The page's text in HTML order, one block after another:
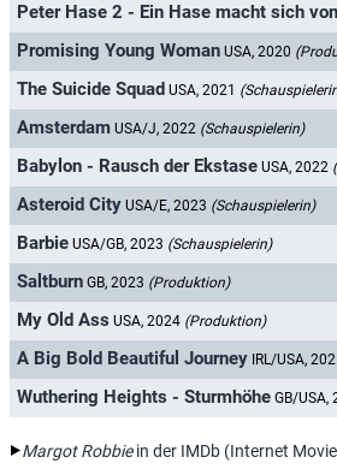
Peter Hase 2 - Ein Hase macht sich
Promising Young Woman USA, 2020
The Suicide Squad USA, 2021
Amsterdam USA/J, 2022 (Schauspielerin)
Babylon - Rausch der Ekstase USA, 2022
Asteroid City USA/E, 2023 (Schauspielerin)
Barbie USA/GB, 2023 (Schauspielerin)
Saltburn GB, 2023 (Produktion)
My Old Ass USA, 2024 (Produktion)
A Big Bold Beautiful Journey IRL/USA,
Wuthering Heights - Sturmhöhe GB/USA,
Margot Robbiein der IMDb (Internet